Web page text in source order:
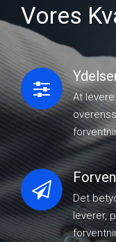
Vores
At
Det
leverer,